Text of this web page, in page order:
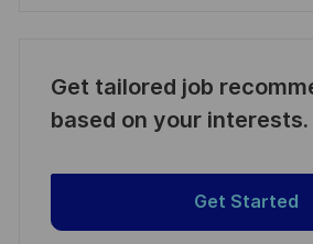
Get tailored job
based on your interests.
Get Started